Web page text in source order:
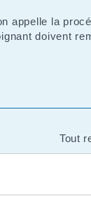
appelle la
doivent
Tout